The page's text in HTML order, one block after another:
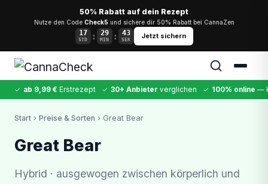
50% Rabatt auf dein Rezept
Nutze den Code Check5und sichere dir 50% Rabatt bei CannaZen
17
STD : 29
MIN : 43
SEK Jetzt sichern
✓ ab 9,99 € Erstrezept ✓ 30+ Anbieter verglichen ✓ 100% online —
Cannabis MDMA
Start › Preise & Sorten › Great Bear
Great Bear
Hybrid · ausgewogen zwischen körperlich und